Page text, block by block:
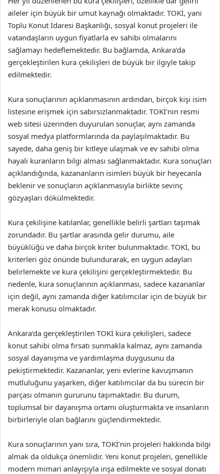
aileler için büyük bir umut kaynağı olmaktadır. TOKİ, yani
Toplu Konut İdaresi Başkanlığı, sosyal konut projeleri ile
vatandaşların uygun fiyatlarla ev sahibi olmalarını
sağlamayı hedeflemektedir. Bu bağlamda, Ankara’da
gerçekleştirilen kura çekilişleri de büyük bir ilgiyle takip
edilmektedir.
Kura sonuçlarının açıklanmasının ardından, birçok kişi isim
listesine erişmek için sabırsızlanmaktadır. TOKİ’nin resmi
web sitesi üzerinden duyurulan sonuçlar, aynı zamanda
sosyal medya platformlarında da paylaşılmaktadır. Bu
sayede, daha geniş bir kitleye ulaşmak ve ev sahibi olma
hayali kuranların bilgi alması sağlanmaktadır. Kura sonuçları
açıklandığında, kazananların isimleri büyük bir heyecanla
beklenir ve sonuçların açıklanmasıyla birlikte sevinç
gözyaşları dökülmektedir.
Kura çekilişine katılanlar, genellikle belirli şartları taşımak
zorundadır. Bu şartlar arasında gelir durumu, aile
büyüklüğü ve daha birçok kriter bulunmaktadır. TOKİ, bu
kriterleri göz önünde bulundurarak, en uygun adayları
belirlemekte ve kura çekilişini gerçekleştirmektedir. Bu
nedenle, kura sonuçlarının açıklanması, sadece kazananlar
için değil, aynı zamanda diğer katılımcılar için de büyük bir
merak konusu olmaktadır.
Ankara’da gerçekleştirilen TOKİ kura çekilişleri, sadece
konut sahibi olma fırsatı sunmakla kalmaz, aynı zamanda
sosyal dayanışma ve yardımlaşma duygusunu da
pekiştirmektedir. Kazananlar, yeni evlerine kavuşmanın
mutluluğunu yaşarken, diğer katılımcılar da bu sürecin bir
parçası olmanın gururunu taşımaktadır. Bu durum,
toplumsal bir dayanışma ortamı oluşturmakta ve insanların
birbirleriyle olan bağlarını güçlendirmektedir.
Kura sonuçlarının yanı sıra, TOKİ’nin projeleri hakkında bilgi
almak da oldukça önemlidir. Yeni konut projeleri, genellikle
modern mimari anlayışıyla inşa edilmekte ve sosyal donatı